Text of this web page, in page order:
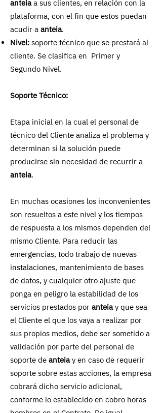
anteiaa sus clientes, en relación con la
plataforma, con el fin que estos puedan
acudir a anteia.
Nivel: soporte técnico que se prestará al
cliente. Se clasifica en Primer y
Segundo Nivel.
Soporte Técnico:
Etapa inicial en la cual el personal de
técnico del Cliente analiza el problema y
determinan si la solución puede
producirse sin necesidad de recurrir a
anteia.
En muchas ocasiones los inconvenientes
son resueltos a este nivel y los tiempos
de respuesta a los mismos dependen del
mismo Cliente. Para reducir las
emergencias, todo trabajo de nuevas
instalaciones, mantenimiento de bases
de datos, y cualquier otro ajuste que
ponga en peligro la estabilidad de los
servicios prestados por anteiay que sea
el Cliente el que los vaya a realizar por
sus propios medios, debe ser sometido a
validación por parte del personal de
soporte de anteiay en caso de requerir
soporte sobre estas acciones, la empresa
cobrará dicho servicio adicional,
conforme lo establecido en cobro horas